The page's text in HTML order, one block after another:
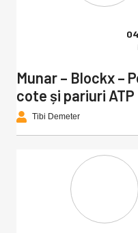
Munar – Blockx –
cote și pariuri
Tibi Demeter